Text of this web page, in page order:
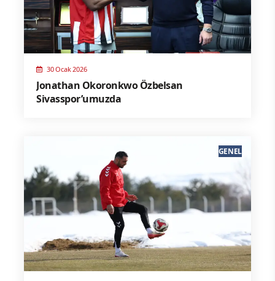
30 Ocak 2026
Jonathan Okoronkwo Özbelsan
Sivasspor’umuzda
GENEL